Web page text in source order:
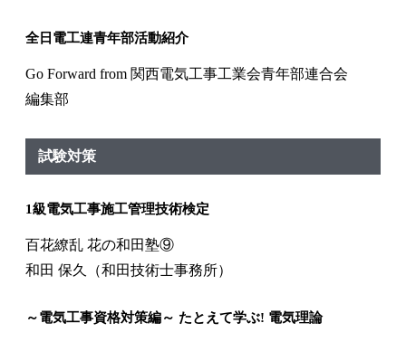
全日電工連青年部活動紹介
Go Forward from 関西電気工事工業会青年部連合会
編集部
試験対策
1級電気工事施工管理技術検定
百花繚乱 花の和田塾⑨
和田 保久（和田技術士事務所）
～電気工事資格対策編～ たとえて学ぶ! 電気理論